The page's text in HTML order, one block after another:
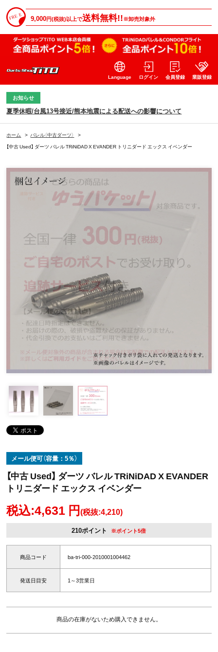
9,000円(税抜)以上で送料無料!!※卸売対象外
Language ログイン 会員登録 業販登録
お知らせ
夏季休暇/台風13号接近/熊本地震による配送への影響について
ホーム > バレル（中古ダーツ）
>
【中古 Used】 ダーツ バレル TRiNiDAD X EVANDER トリニダード エックス イベンダー
メール便可（容量：5％）
【中古 Used】 ダーツ バレル TRiNiDAD X EVANDER
トリニダード エックス イベンダー
税込:4,631 円(税抜:4,210)
210ポイント ※ポイント5倍
商品コード ba-tri-000-2010001004462
発送日目安 1～3営業日
商品の在庫がないため購入できません。